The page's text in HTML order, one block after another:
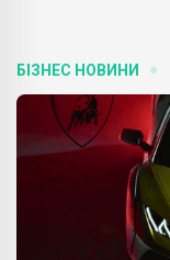
БІЗНЕС НОВИНИ